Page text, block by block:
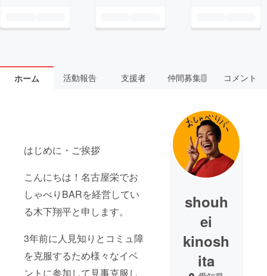
ホーム 活動報告 支援者 仲間募集 1 コメント
はじめに・ご挨拶
こんにちは！名古屋栄でお
しゃべりBARを経営してい
る木下翔平と申します。
3年前に人見知りとコミュ障
を克服するため様々なイベ
ントに参加して見事克服し
shouh
ei
kinosh
ita